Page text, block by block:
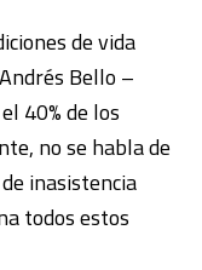
de vida
Bello –
40% de los
no se habla de
inasistencia
todos estos